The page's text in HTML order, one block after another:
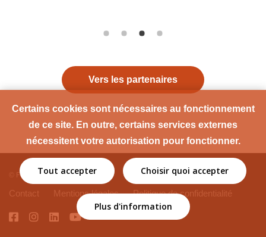
Vers les partenaires
© Fédération Sport Santé
Contact Mentions légales Politique de confidentialité
Certains cookies sont nécessaires au fonctionnement
de ce site. En outre, certains services externes
nécessitent votre autorisation pour fonctionner.
Tout accepter Choisir quoi accepter
Plus d'information